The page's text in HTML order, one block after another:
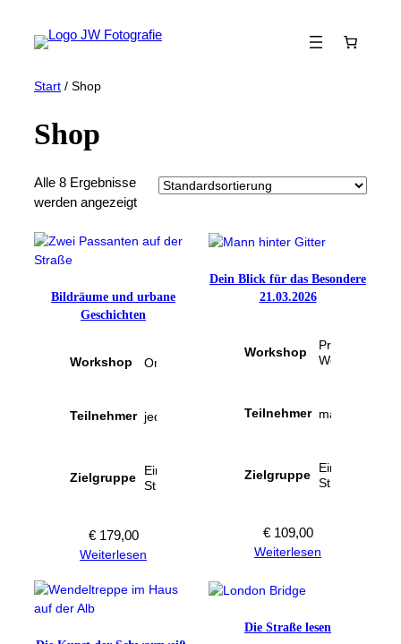
Inhalt
Start / Shop
Shop
Alle 8 Ergebnisse
werden angezeigt
Bildräume und urbane
Geschichten
Workshop
Online-Workshop
Teilnehmer jeder für sich
Zielgruppe
Einsteiger in die
Streetphotography
€179,00
Weiterlesen
Dein Blick für das Besondere
21.03.2026
Workshop
Präsenz-
Workshop
Teilnehmer maximal 6
Zielgruppe
Einsteiger in
€109,00
Weiterlesen
Die Straße lesen